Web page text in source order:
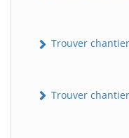
Trouver
Trouver